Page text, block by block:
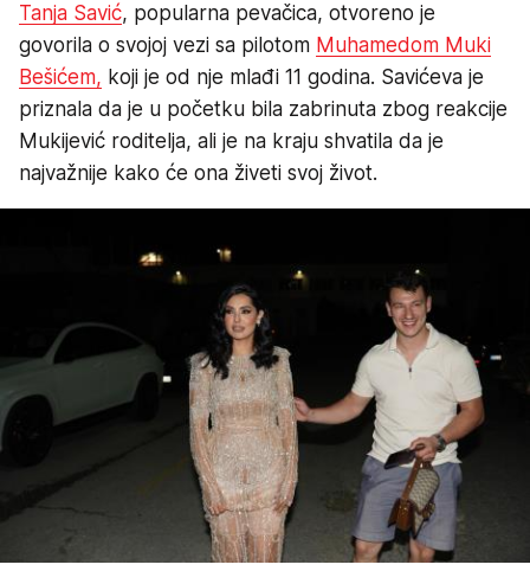
Tanja Savić, popularna pevačica, otvoreno je
govorila o svojoj vezi sa pilotom Muhamedom Muki
Bešićem, koji je od nje mlađi 11 godina. Savićeva je
priznala da je u početku bila zabrinuta zbog reakcije
Mukijević roditelja, ali je na kraju shvatila da je
najvažnije kako će ona živeti svoj život.